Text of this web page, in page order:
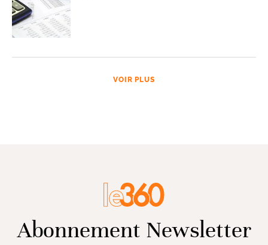
VOIR PLUS
Abonnement Newsletter